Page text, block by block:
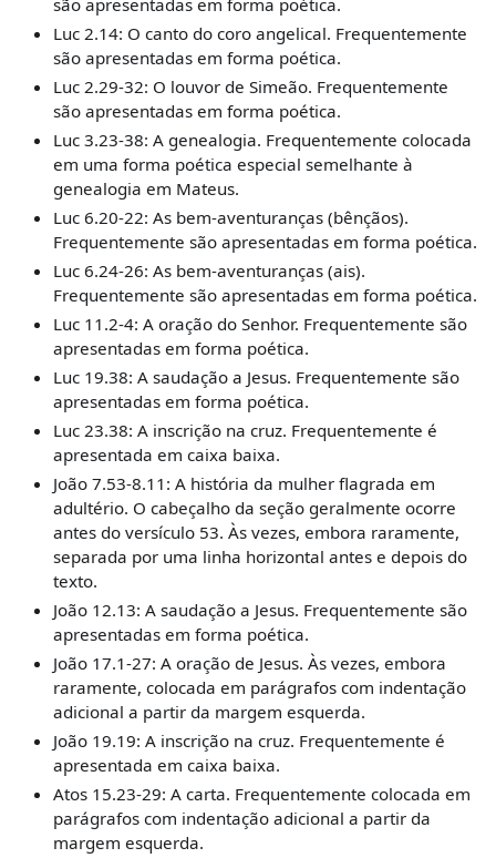
Luc 2.14: O canto do coro angelical. Frequentemente
são apresentadas em forma poética.
Luc 2.29-32: O louvor de Simeão. Frequentemente
são apresentadas em forma poética.
Luc 3.23-38: A genealogia. Frequentemente colocada
em uma forma poética especial semelhante à
genealogia em Mateus.
Luc 6.20-22: As bem-aventuranças (bênçãos).
Frequentemente são apresentadas em forma poética.
Luc 6.24-26: As bem-aventuranças (ais).
Frequentemente são apresentadas em forma poética.
Luc 11.2-4: A oração do Senhor. Frequentemente são
apresentadas em forma poética.
Luc 19.38: A saudação a Jesus. Frequentemente são
apresentadas em forma poética.
Luc 23.38: A inscrição na cruz. Frequentemente é
apresentada em caixa baixa.
João 7.53-8.11: A história da mulher flagrada em
adultério. O cabeçalho da seção geralmente ocorre
antes do versículo 53. Às vezes, embora raramente,
separada por uma linha horizontal antes e depois do
texto.
João 12.13: A saudação a Jesus. Frequentemente são
apresentadas em forma poética.
João 17.1-27: A oração de Jesus. Às vezes, embora
raramente, colocada em parágrafos com indentação
adicional a partir da margem esquerda.
João 19.19: A inscrição na cruz. Frequentemente é
apresentada em caixa baixa.
Atos 15.23-29: A carta. Frequentemente colocada em
parágrafos com indentação adicional a partir da
margem esquerda.